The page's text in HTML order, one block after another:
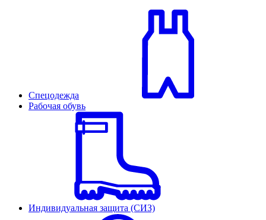
Спецодежда
Рабочая обувь
Индивидуальная защита (СИЗ)